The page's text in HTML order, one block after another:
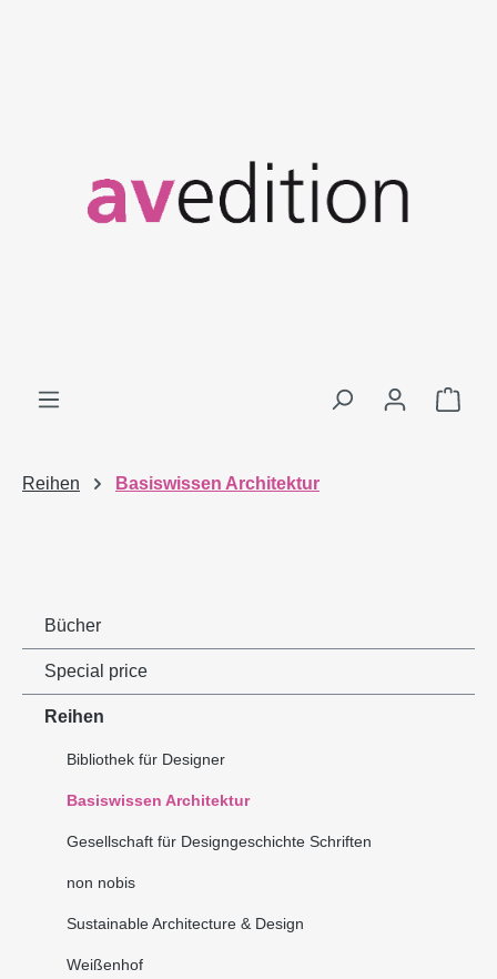
Reihen Basiswissen Architektur
Bücher
Special price
Reihen
Bibliothek für Designer
Basiswissen Architektur
Gesellschaft für Designgeschichte Schriften
non nobis
Sustainable Architecture & Design
Weißenhof